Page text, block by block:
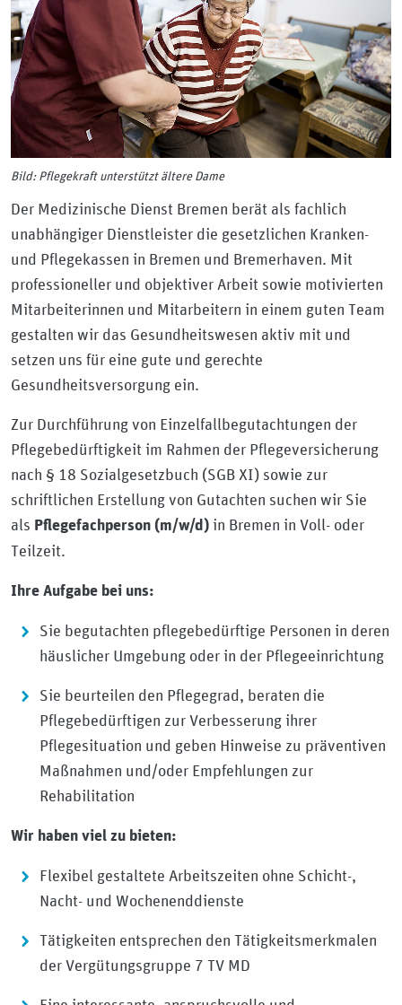
Bild: Pflegekraft unterstützt ältere Dame
Der Medizinische Dienst Bremen berät als fachlich
unabhängiger Dienstleister die gesetzlichen Kranken-
und Pflegekassen in Bremen und Bremerhaven. Mit
professioneller und objektiver Arbeit sowie motivierten
Mitarbeiterinnen und Mitarbeitern in einem guten Team
gestalten wir das Gesundheitswesen aktiv mit und
setzen uns für eine gute und gerechte
Gesundheitsversorgung ein.
Zur Durchführung von Einzelfallbegutachtungen der
Pflegebedürftigkeit im Rahmen der Pflegeversicherung
nach § 18 Sozialgesetzbuch (SGB XI) sowie zur
schriftlichen Erstellung von Gutachten suchen wir Sie
als Pflegefachperson (m/w/d) in Bremen in Voll- oder
Teilzeit.
Ihre Aufgabe bei uns:
Sie begutachten pflegebedürftige Personen in deren
häuslicher Umgebung oder in der Pflegeeinrichtung
Sie beurteilen den Pflegegrad, beraten die
Pflegebedürftigen zur Verbesserung ihrer
Pflegesituation und geben Hinweise zu präventiven
Maßnahmen und/oder Empfehlungen zur
Rehabilitation
Wir haben viel zu bieten:
Flexibel gestaltete Arbeitszeiten ohne Schicht-,
Nacht- und Wochenenddienste
Tätigkeiten entsprechen den Tätigkeitsmerkmalen
der Vergütungsgruppe 7 TV MD